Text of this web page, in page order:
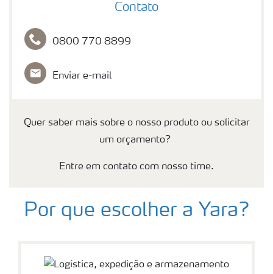
Contato
0800 770 8899
Enviar e-mail
Quer saber mais sobre o nosso produto ou solicitar
um orçamento?
Entre em contato com nosso time.
Por que escolher a Yara?